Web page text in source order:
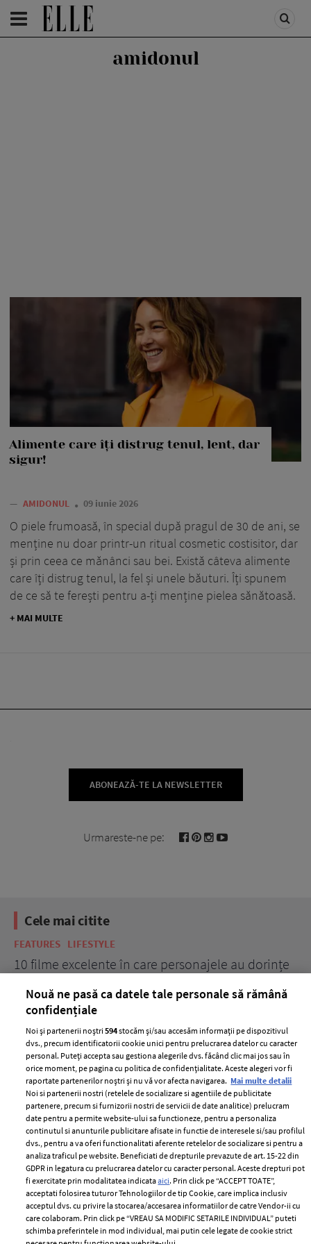
HOMEPAGE /HEALTH & DIET
amidonul
Alimente care îți distrug tenul, lent, dar
sigur!
— AMIDONUL 09 iunie 2026
O piele frumoasă, în special după pragul de 30 de ani, se
menține nu doar printr-un ritual cosmetic costisitor, dar
și prin ceea ce mănânci sau bei. Există câteva alimente
care îți distrug tenul, la fel și unele băuturi. Îți spunem
de ce să te ferești pentru a-ți menține pielea sănătoasă.
+ MAI MULTE
ABONEAZĂ-TE LA NEWSLETTER
Urmareste-ne pe:
Cele mai citite
FEATURES LIFESTYLE
10 filme excelente în care personajele au dorințe
ELLE Style Awards
2024
Despre ELLE
Romania
Contact
Abonamente
Termeni si conditii
Politica de
confidențialitate
Politica de cookies
Publicitate
Nouă ne pasă ca datele tale personale să rămână
confidențiale
Noi și partenerii noștri594stocăm și/sau accesăm informații pe dispozitivul
dvs., precum identificatorii cookie unici pentru prelucrarea datelor cu caracter
personal. Puteți accepta sau gestiona alegerile dvs. făcând clic mai jos sau în
orice moment, pe pagina cu politica de confidențialitate. Aceste alegeri vor fi
raportate partenerilor noștri și nu vă vor afecta navigarea. Mai multe detalii
Noi si partenerii nostri (retelele de socializare si agentiile de publicitate
partenere, precum si furnizorii nostri de servicii de date analitice) prelucram
date pentru a permite website-ului sa functioneze, pentru a personaliza
continutul si anunturile publicitare afisate in functie de interesele si/sau profilul
dvs., pentru a va oferi functionalitati aferente retelelor de socializare si pentru a
analiza traficul pe website. Beneficiati de drepturile prevazute de art. 15-22 din
GDPR in legatura cu prelucrarea datelor cu caracter personal. Aceste drepturi pot
fi exercitate prin modalitatea indicataaici. Prin click pe “ACCEPT TOATE”,
acceptati folosirea tuturor Tehnologiilor de tip Cookie, care implica inclusiv
acceptul dvs. cu privire la stocarea/accesarea informatiilor de catre Vendor-ii cu
care colaboram. Prin click pe “VREAU SA MODIFIC SETARILE INDIVIDUAL” puteti
schimba preferintele in mod individual, mai putin cele legate de cookie strict